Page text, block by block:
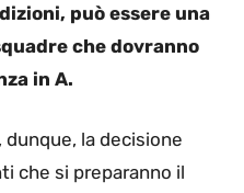
può essere una
che dovranno
in A.
la decisione
che si preparanno il